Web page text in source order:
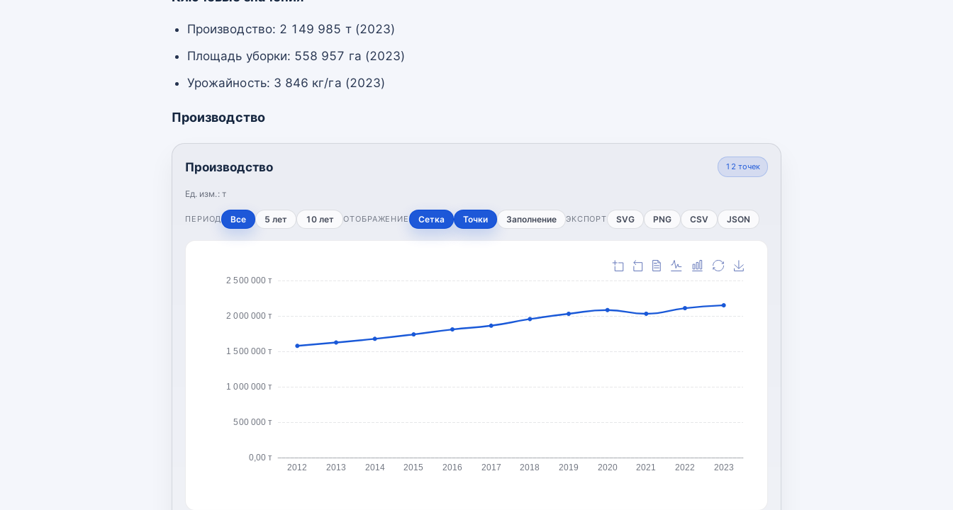
Производство: 2 149 985 т (2023)
Площадь уборки: 558 957 га (2023)
Урожайность: 3 846 кг/га (2023)
Производство
Производство
Ед. изм.: т
12 точек
ПЕРИОД Все 5 лет 10 лет ОТОБРАЖЕНИЕ Сетка Точки Заполнение ЭКСПОРТ SVG PNG CSV JSON
0,00 т
500 000 т
1 000 000 т
1 500 000 т
2 000 000 т
2 500 000 т
2012 2013 2014 2015 2016 2017 2018 2019 2020 2021 2022 2023